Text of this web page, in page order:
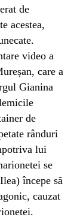
de
acestea,
video a
care a
Gianina
de
rânduri
lui
se
începe să
cauzat